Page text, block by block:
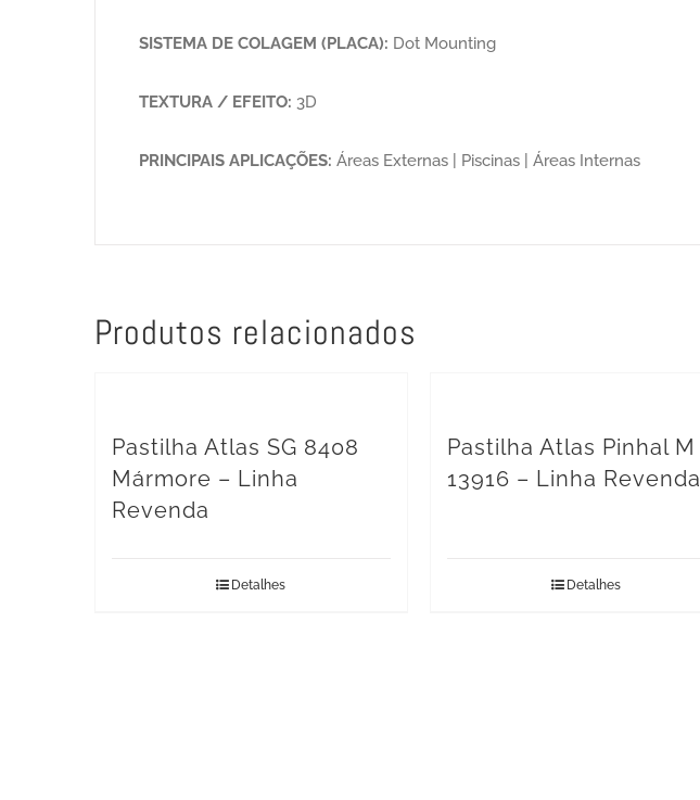
SISTEMA DE COLAGEM (PLACA): Dot Mounting
TEXTURA / EFEITO: 3D
PRINCIPAIS APLICAÇÕES: Áreas Externas | Piscinas | Áreas Internas
Produtos relacionados
Pastilha Atlas SG 8408
Mármore – Linha
Revenda
Detalhes
Pastilha Atlas Pinhal M
13916 – Linha Revenda
Detalhes